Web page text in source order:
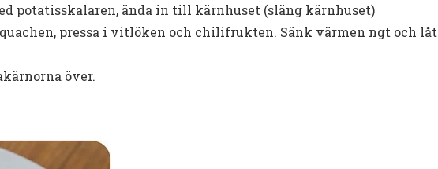
potatisskalaren, ända in till kärnhuset (släng kärnhuset)
pressa i vitlöken och chilifrukten. Sänk värmen ngt och låt
över.